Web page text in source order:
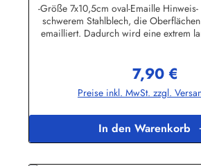
-Größe 7x10,5cm oval-Emaille
schwerem Stahlblech, die
emailliert. Dadurch wird eine extrem
enthalten sind, dürfen nur lose
die Lackierung abplatzen kann-Die
auch nach Wunsch gefertigt
Binikowski e.K.Meddenwarf
Regulärer
7,90 €
Preise inkl. MwSt. zzgl.
In den Warenkorb